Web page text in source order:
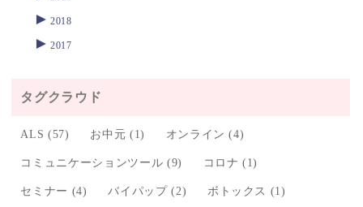
►2018
►2017
タグクラウド
ALS (57) お中元 (1) オンライン (4)
コミュニケーションツール (9) コロナ (1)
セミナー (4) バイパップ (2) ボトックス (1)